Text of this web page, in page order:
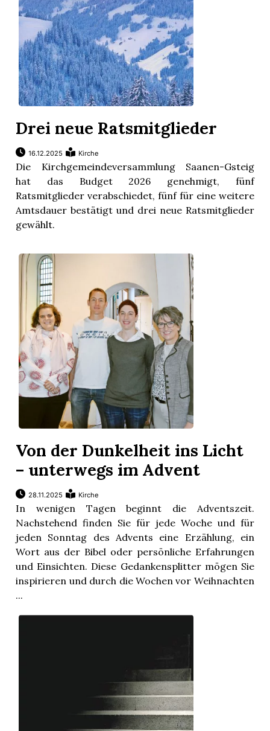
Drei neue Ratsmitglieder
16.12.2025 Kirche
Die Kirchgemeindeversammlung Saanen-Gsteig
hat das Budget 2026 genehmigt, fünf
Ratsmitglieder verabschiedet, fünf für eine weitere
Amtsdauer bestätigt und drei neue Ratsmitglieder
gewählt.
Von der Dunkelheit ins Licht
– unterwegs im Advent
28.11.2025 Kirche
In wenigen Tagen beginnt die Adventszeit.
Nachstehend finden Sie für jede Woche und für
jeden Sonntag des Advents eine Erzählung, ein
Wort aus der Bibel oder persönliche Erfahrungen
und Einsichten. Diese Gedankensplitter mögen Sie
inspirieren und durch die Wochen vor Weihnachten
...